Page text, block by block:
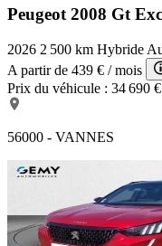
Peugeot 2008 Gt
2026 2 500 km Hybride
A partir de 439 € / mois
Prix du véhicule : 34 690 €
56000 - VANNES